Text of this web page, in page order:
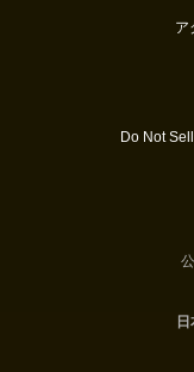
ア
Do Not